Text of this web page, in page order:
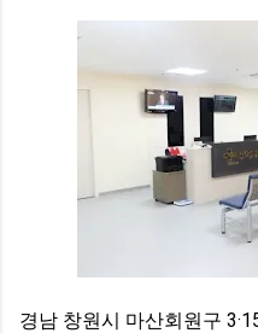
경남 창원시 마산회원구